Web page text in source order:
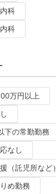
科
科
万円以上
下の常勤勤務
なし
（託児所など）
め勤務